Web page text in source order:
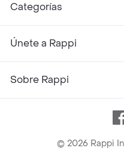
Categorías
Únete a Rappi
Sobre Rappi
© 2026 Rappi